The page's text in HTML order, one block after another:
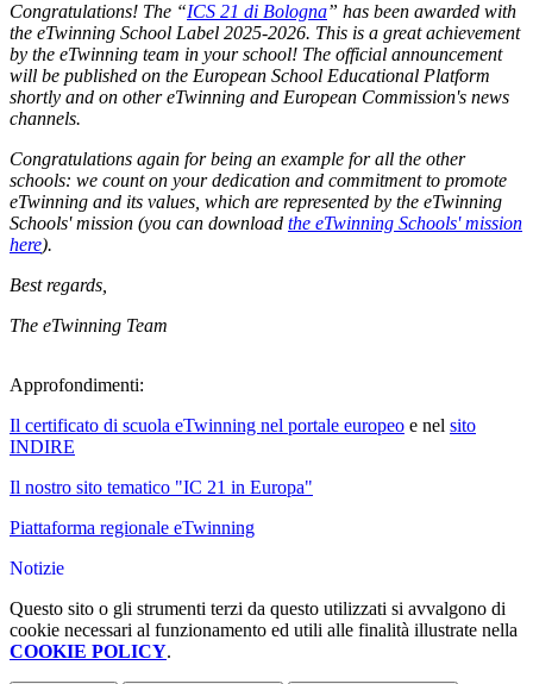
Congratulations! The “ICS 21 di Bologna” has been awarded with
the eTwinning School Label 2025-2026. This is a great achievement
by the eTwinning team in your school! The official announcement
will be published on the European School Educational Platform
shortly and on other eTwinning and European Commission's news
channels.
Congratulations again for being an example for all the other
schools: we count on your dedication and commitment to promote
eTwinning and its values, which are represented by the eTwinning
Schools' mission (you can download the eTwinning Schools' mission
here).
Best regards,
The eTwinning Team
Approfondimenti:
Il certificato di scuola eTwinning nel portale europeo e nel sito
INDIRE
Il nostro sito tematico "IC 21 in Europa"
Piattaforma regionale eTwinning
Notizie
Questo sito o gli strumenti terzi da questo utilizzati si avvalgono di
cookie necessari al funzionamento ed utili alle finalità illustrate nella
COOKIE POLICY.